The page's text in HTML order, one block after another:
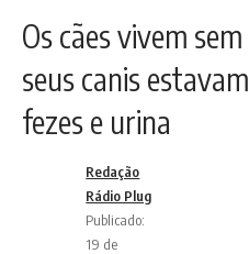
Os cães vivem
seus canis
fezes e urina
Redação
Rádio Plug
Publicado:
19 de